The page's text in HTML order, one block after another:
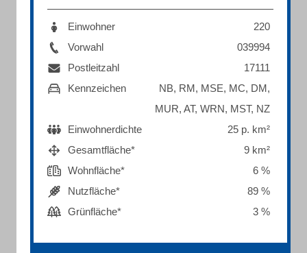
Einwohner
220
Vorwahl
039994
Postleitzahl
17111
Kennzeichen
NB, RM, MSE, MC, DM,
MUR, AT, WRN, MST, NZ
Einwohnerdichte
25 p. km²
Gesamtfläche*
9 km²
Wohnfläche*
6 %
Nutzfläche*
89 %
Grünfläche*
3 %